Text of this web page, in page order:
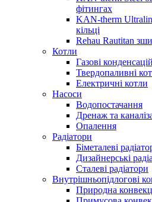
фітингах
KAN-therm
кільці
Rehau Rautitan
Котли
Газові
Твердопаливні
Електричні котли
Насоси
Водопостачання
Дренаж та
Опалення
Радіатори
Біметалеві
Дизайнерські
Сталеві радіатори
Внутрішньопідлогові
Природна